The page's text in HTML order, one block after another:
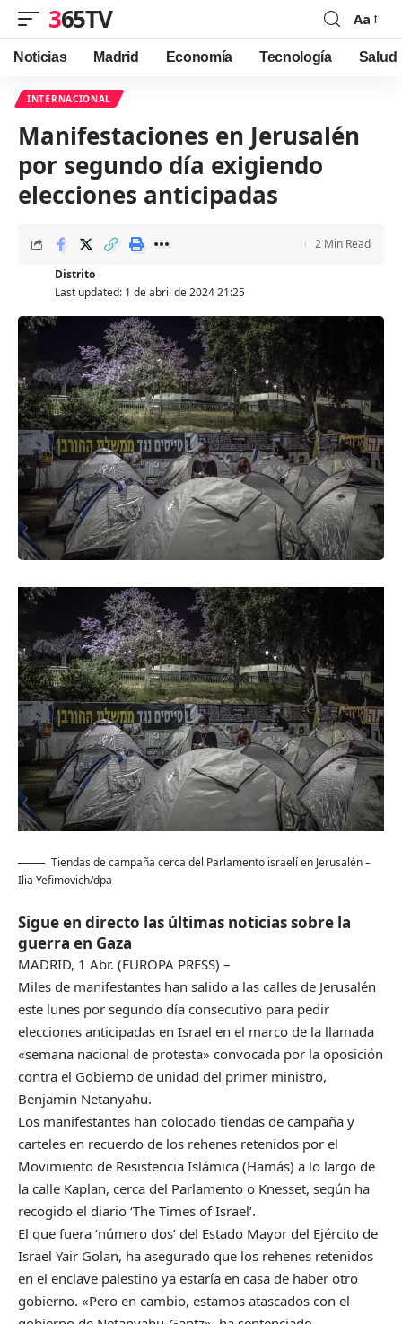
365TV
Font
Resizer
Aa
Noticias Madrid Economía Tecnología Salud
INTERNACIONAL
Manifestaciones en Jerusalén
por segundo día exigiendo
elecciones anticipadas
Last updated: 1 de abril de 2024 21:25
Distrito
2 Min Read
Tiendas de campaña cerca del Parlamento israelí en Jerusalén–
Ilia Yefimovich/dpa
Sigue en directo las últimas noticias sobre la
guerra en Gaza
MADRID, 1 Abr. (EUROPA PRESS) –
Miles de manifestantes han salido a las calles de Jerusalén
este lunes por segundo día consecutivo para pedir
elecciones anticipadas en Israel en el marco de la llamada
«semana nacional de protesta» convocada por la oposición
contra el Gobierno de unidad del primer ministro,
Benjamin Netanyahu.
Los manifestantes han colocado tiendas de campaña y
carteles en recuerdo de los rehenes retenidos por el
Movimiento de Resistencia Islámica (Hamás) a lo largo de
la calle Kaplan, cerca del Parlamento o Knesset, según ha
recogido el diario ‘The Times of Israel’.
El que fuera ‘número dos’ del Estado Mayor del Ejército de
Israel Yair Golan, ha asegurado que los rehenes retenidos
en el enclave palestino ya estaría en casa de haber otro
gobierno. «Pero en cambio, estamos atascados con el